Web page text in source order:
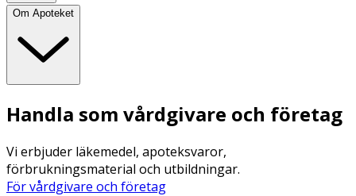
Om Apoteket
Handla som vårdgivare och företag
Vi erbjuder läkemedel, apoteksvaror,
förbrukningsmaterial och utbildningar.
För vårdgivare och företag